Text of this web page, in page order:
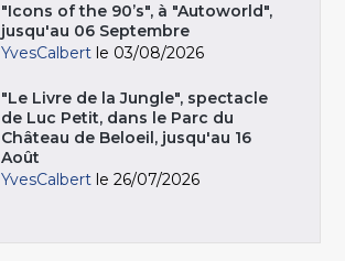
"Icons of the 90’s", à "Autoworld",
jusqu'au 06 Septembre
YvesCalbert le 03/08/2026
"Le Livre de la Jungle", spectacle
de Luc Petit, dans le Parc du
Château de Beloeil, jusqu'au 16
Août
YvesCalbert le 26/07/2026